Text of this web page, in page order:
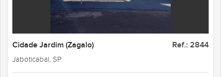
Cidade Jardim (Zagalo) Ref.: 2844
Jaboticabal, SP